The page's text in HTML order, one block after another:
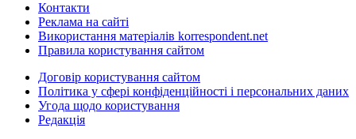
Контакти
Реклама на сайті
Використання матеріалів korrespondent.net
Правила користування сайтом
Договір користування сайтом
Політика у сфері конфіденційності і персональних даних
Угода щодо користування
Редакція